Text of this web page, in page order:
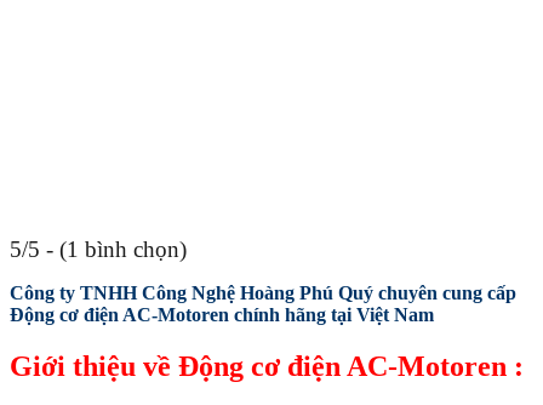
5/5 - (1 bình chọn)
Công ty TNHH Công Nghệ Hoàng Phú Quý chuyên cung cấp
Động cơ điện AC-Motoren chính hãng tại Việt Nam
Giới thiệu về Động cơ điện AC-Motoren :